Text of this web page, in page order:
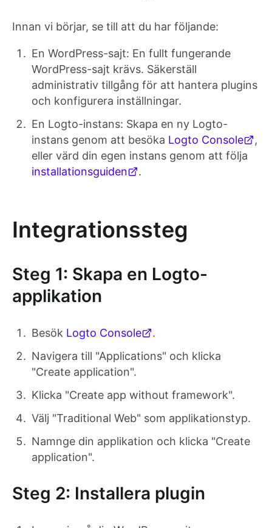
Innan vi börjar, se till att du har följande:
En WordPress-sajt: En fullt fungerande
WordPress-sajt krävs. Säkerställ
administrativ tillgång för att hantera plugins
och konfigurera inställningar.
En Logto-instans: Skapa en ny Logto-
instans genom att besöka Logto Console
,
eller värd din egen instans genom att följa
installationsguiden
.
Integrationssteg
Steg 1: Skapa en Logto-
applikation
Besök Logto Console
.
Navigera till "Applications" och klicka
"Create application".
Klicka "Create app without framework".
Välj "Traditional Web" som applikationstyp.
Namnge din applikation och klicka "Create
application".
Steg 2: Installera plugin